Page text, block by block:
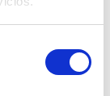
igual que
a ser
a que se
de